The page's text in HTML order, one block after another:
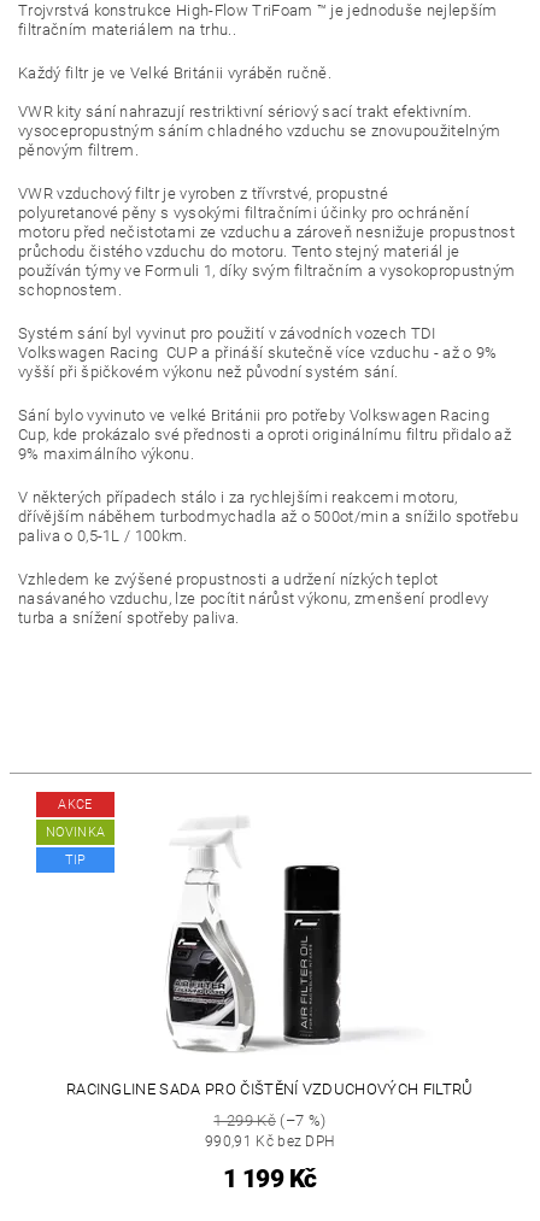
Trojvrstvá konstrukce High-Flow TriFoam ™ je jednoduše nejlepším
filtračním materiálem na trhu..
Každý filtr je ve Velké Británii vyráběn ručně.
VWR kity sání nahrazují restriktivní sériový sací trakt efektivním.
vysocepropustným sáním chladného vzduchu se znovupoužitelným
pěnovým filtrem.
VWR vzduchový filtr je vyroben z třívrstvé, propustné
polyuretanové pěny s vysokými filtračními účinky pro ochránění
motoru před nečistotami ze vzduchu a zároveň nesnižuje propustnost
průchodu čistého vzduchu do motoru. Tento stejný materiál je
používán týmy ve Formuli 1, díky svým filtračním a vysokopropustným
schopnostem.
Systém sání byl vyvinut pro použití v závodních vozech TDI
Volkswagen Racing CUP a přináší skutečně více vzduchu - až o 9%
vyšší při špičkovém výkonu než původní systém sání.
Sání bylo vyvinuto ve velké Británii pro potřeby Volkswagen Racing
Cup, kde prokázalo své přednosti a oproti originálnímu filtru přidalo až
9% maximálního výkonu.
V některých případech stálo i za rychlejšími reakcemi motoru,
dřívějším náběhem turbodmychadla až o 500ot/min a snížilo spotřebu
paliva o 0,5-1L / 100km.
Vzhledem ke zvýšené propustnosti a udržení nízkých teplot
nasávaného vzduchu, lze pocítit nárůst výkonu, zmenšení prodlevy
turba a snížení spotřeby paliva.
AKCE
NOVINKA
TIP
RACINGLINE SADA PRO ČIŠTĚNÍ VZDUCHOVÝCH FILTRŮ
1 299 Kč(–7 %)
990,91 Kč bez DPH
1 199 Kč